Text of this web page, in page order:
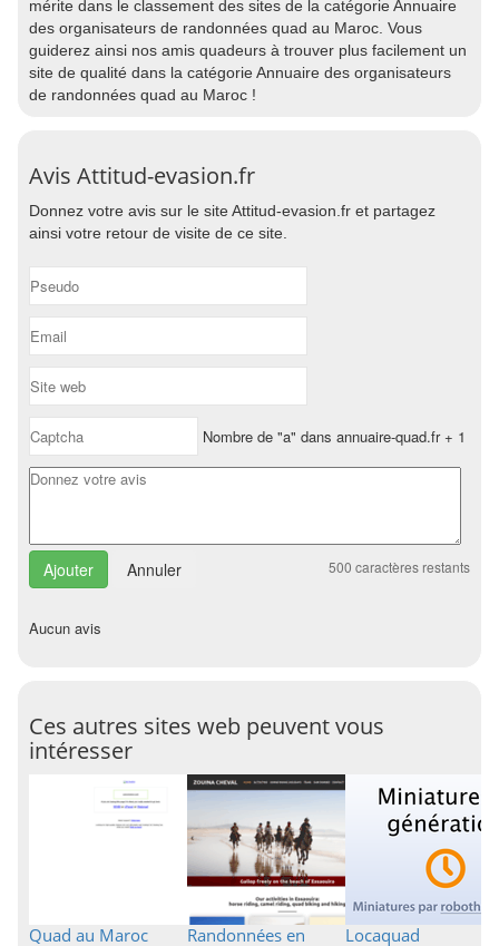
mérite dans le classement des sites de la catégorie Annuaire
des organisateurs de randonnées quad au Maroc. Vous
guiderez ainsi nos amis quadeurs à trouver plus facilement un
site de qualité dans la catégorie Annuaire des organisateurs
de randonnées quad au Maroc !
Avis Attitud-evasion.fr
Donnez votre avis sur le site Attitud-evasion.fr et partagez
ainsi votre retour de visite de ce site.
Nombre de "a" dans annuaire-quad.fr + 1
Annuler 500 caractères restants
Aucun avis
Ces autres sites web peuvent vous
intéresser
Quad au Maroc Randonnées en Locaquad